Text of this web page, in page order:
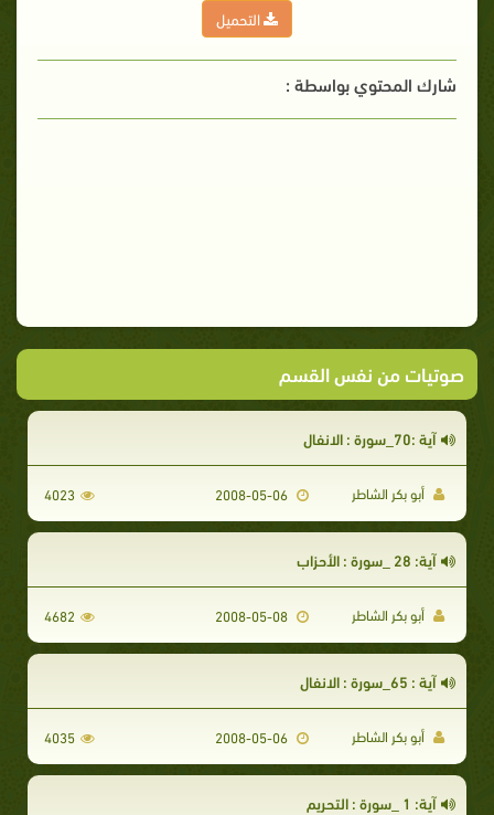
التحميل
شارك المحتوي بواسطة :
صوتيات من نفس القسم
آية :70_سورة : الانفال
أبو بكر الشاطر 2008-05-06
4023
آية: 28 _سورة : الأحزاب
أبو بكر الشاطر 2008-05-08
4682
آية : 65_سورة : الانفال
أبو بكر الشاطر 2008-05-06
4035
آية: 1 _سورة : التحريم